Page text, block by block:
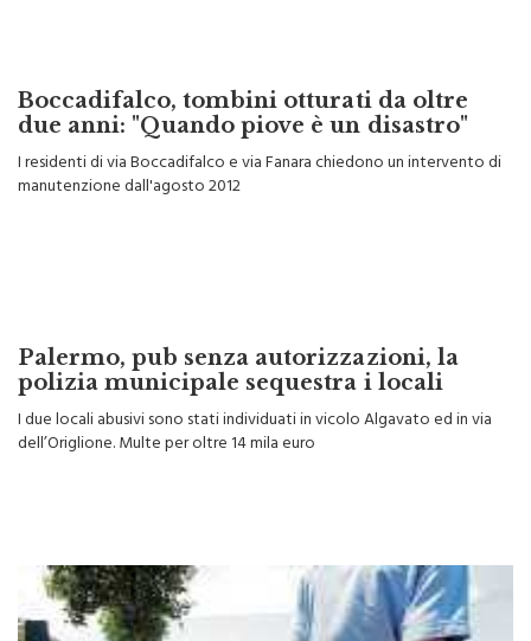
Boccadifalco, tombini otturati da oltre
due anni: "Quando piove è un disastro"
I residenti di via Boccadifalco e via Fanara chiedono un intervento di
manutenzione dall'agosto 2012
Palermo, pub senza autorizzazioni, la
polizia municipale sequestra i locali
I due locali abusivi sono stati individuati in vicolo Algavato ed in via
dell’Origlione. Multe per oltre 14 mila euro